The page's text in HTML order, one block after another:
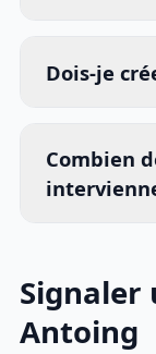
Dois-je
Combien
Signaler
Antoing